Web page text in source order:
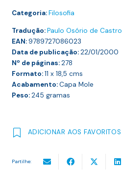
CONTRA
WAGNER
Categoria:Filosofia
Tradução:Paulo Osório de Castro
EAN:9789727086023
Data de publicação:22/01/2000
Nº de páginas:278
Formato:11 x 18,5 cms
Acabamento:Capa Mole
Peso:245 gramas
ADICIONAR AOS FAVORITOS
Partilhe: